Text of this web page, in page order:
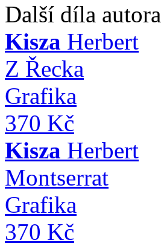
Další díla autora
Kisza Herbert
Z Řecka
Grafika
370 Kč
Kisza Herbert
Montserrat
Grafika
370 Kč